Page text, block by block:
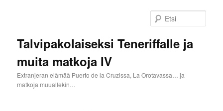
Talvipakolaiseksi Teneriffalle ja
muita matkoja IV
Extranjeran elämää Puerto de la Cruzissa, La Orotavassa… ja
matkoja muuallekin…